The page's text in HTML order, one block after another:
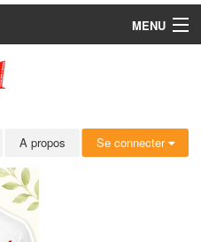
MENU
A propos Se connecter